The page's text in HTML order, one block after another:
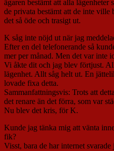
ägaren bestämt att alla
de privata bestämt att de inte
det så öde och trasigt ut.
K såg inte nöjd ut när jag
Efter en del telefonerande så
mer per månad. Men det var inte
Vi åkte dit och jag blev förtjust.
lägenhet. Allt såg helt ut. En
lovade fixa detta.
Sammanfattningsvis: Trots att
det renare än det förra, som var
Nu blev det kris, för K.
Kunde jag tänka mig att vänta
fik?
Visst, bara de har internet svarade